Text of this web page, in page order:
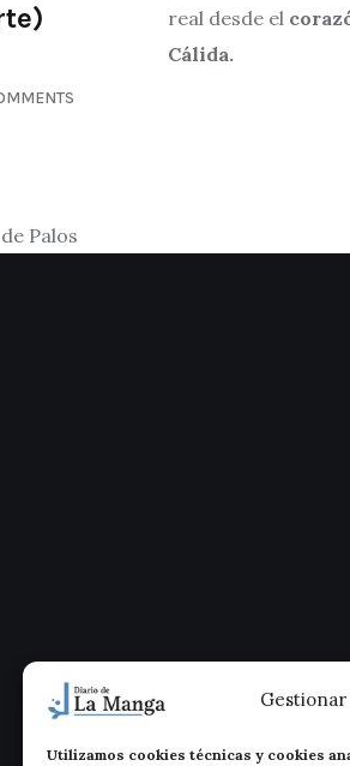
Utilizamos cookies técnicas y cookies
real desde el
Cálida.
Palos